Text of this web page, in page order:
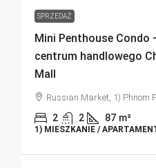
SPRZEDAŻ
Mini Penthouse Condo
centrum handlowego
Mall
Russian Market, 1) Phnom
2 2 87 m²
1) MIESZKANIE /